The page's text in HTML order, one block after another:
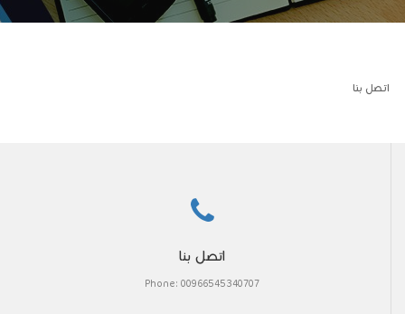
اتصل بنا
اتصل بنا
Phone: 00966545340707